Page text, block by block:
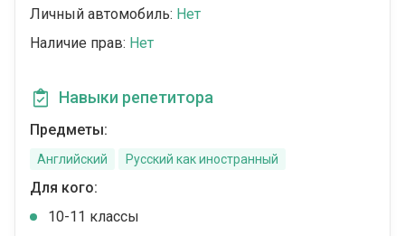
Личный автомобиль: Нет
Наличие прав: Нет
Навыки репетитора
Предметы:
Английский Русский как иностранный
Для кого:
10-11 классы